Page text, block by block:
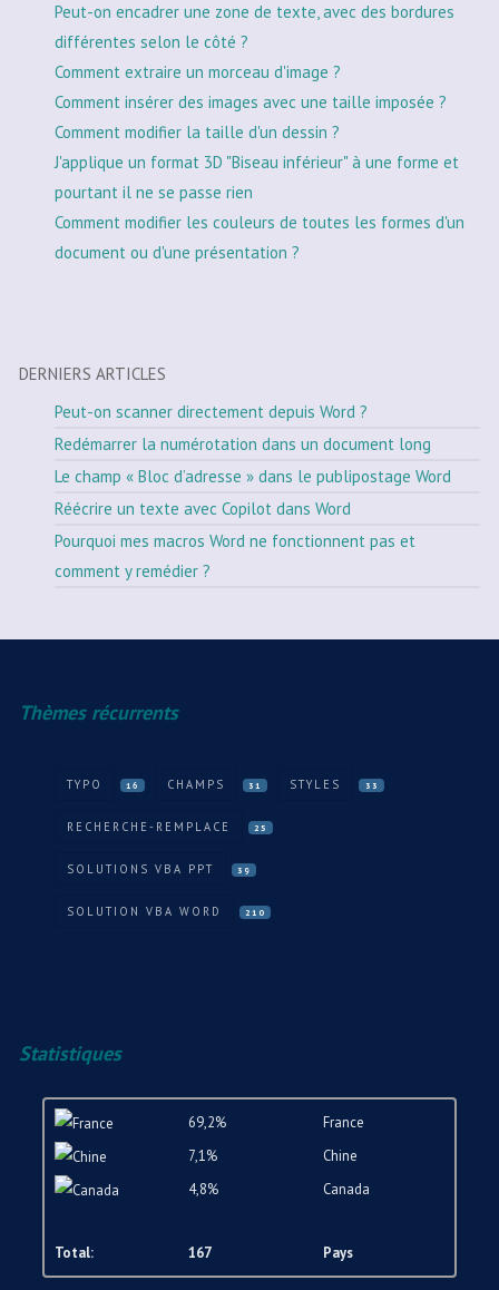
Peut-on encadrer une zone de texte, avec des bordures
différentes selon le côté ?
Comment extraire un morceau d'image ?
Comment insérer des images avec une taille imposée ?
Comment modifier la taille d'un dessin ?
J'applique un format 3D "Biseau inférieur" à une forme et
pourtant il ne se passe rien
Comment modifier les couleurs de toutes les formes d'un
document ou d'une présentation ?
DERNIERS ARTICLES
Peut-on scanner directement depuis Word ?
Redémarrer la numérotation dans un document long
Le champ « Bloc d’adresse » dans le publipostage Word
Réécrire un texte avec Copilot dans Word
Pourquoi mes macros Word ne fonctionnent pas et
comment y remédier ?
Thèmes récurrents
TYPO 16 CHAMPS 31 STYLES 33
RECHERCHE-REMPLACE 25
SOLUTIONS VBA PPT 39
SOLUTION VBA WORD 210
Statistiques
69,2%
France
7,1%
Chine
4,8%
Canada
Total: 167 Pays